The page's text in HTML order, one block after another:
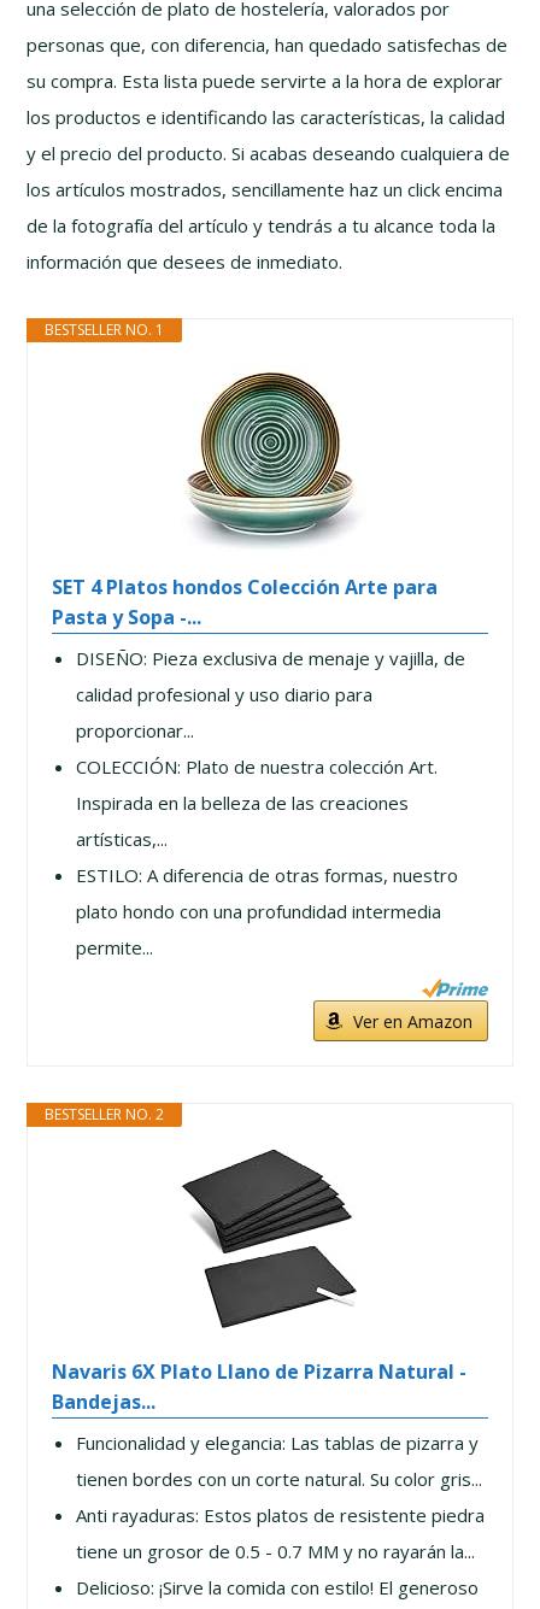
una selección de plato de hostelería, valorados por
personas que, con diferencia, han quedado satisfechas de
su compra. Esta lista puede servirte a la hora de explorar
los productos e identificando las características, la calidad
y el precio del producto. Si acabas deseando cualquiera de
los artículos mostrados, sencillamente haz un click encima
de la fotografía del artículo y tendrás a tu alcance toda la
información que desees de inmediato.
BESTSELLER NO. 1
SET 4 Platos hondos Colección Arte para
Pasta y Sopa -...
DISEÑO: Pieza exclusiva de menaje y vajilla, de
calidad profesional y uso diario para
proporcionar...
COLECCIÓN: Plato de nuestra colección Art.
Inspirada en la belleza de las creaciones
artísticas,...
ESTILO: A diferencia de otras formas, nuestro
plato hondo con una profundidad intermedia
permite...
Ver en Amazon
BESTSELLER NO. 2
Navaris 6X Plato Llano de Pizarra Natural -
Bandejas...
Funcionalidad y elegancia: Las tablas de pizarra y
tienen bordes con un corte natural. Su color gris...
Anti rayaduras: Estos platos de resistente piedra
tiene un grosor de 0.5 - 0.7 MM y no rayarán la...
Delicioso: ¡Sirve la comida con estilo! El generoso